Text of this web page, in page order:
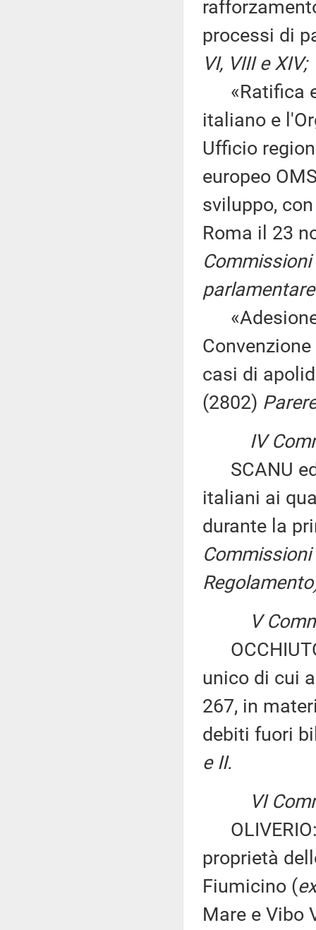
processi di
VI, VIII e XIV;
«Ratifica
italiano e
Ufficio
europeo
sviluppo,
Roma il 23
Commissioni
«Adesione
casi di
(2802)
IV
SCANU
italiani ai
durante la
Commissioni
V
unico di cui
267, in
debiti fuori
e II.
VI
proprietà
Fiumicino (ex
Mare e Vibo